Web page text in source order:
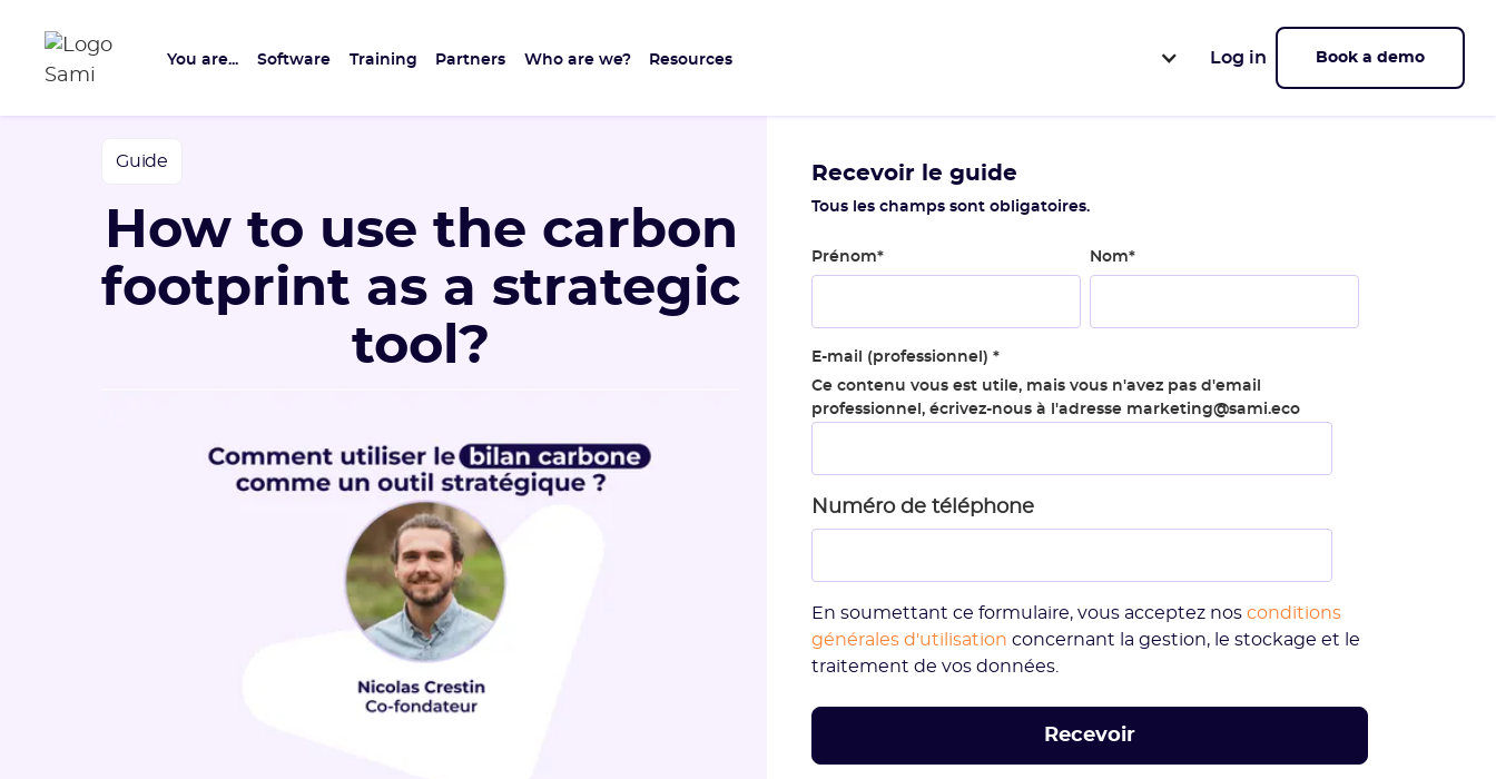
You are... Software Training Partners Who are we? Resources Log in Book a demo
Guide
How to use the carbon
footprint as a strategic
tool?
Recevoir le guide
Tous les champs sont obligatoires.
Prénom* Nom*
E-mail (professionnel)*
Ce contenu vous est utile, mais vous n'avez pas d'email
professionnel, écrivez-nous à l'adresse marketing@sami.eco
Numéro de téléphone
En soumettant ce formulaire, vous acceptez nosconditions
générales d'utilisation concernant la gestion, le stockage et le
traitement de vos données.